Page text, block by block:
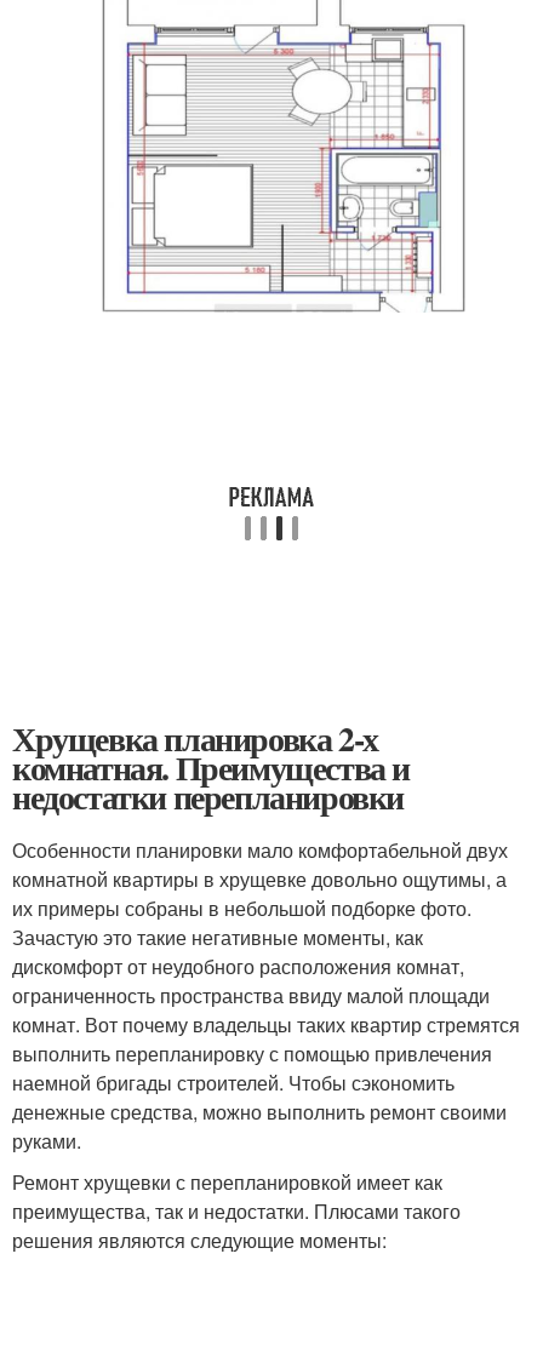
Хрущевка планировка 2-х
комнатная. Преимущества и
недостатки перепланировки
Особенности планировки мало комфортабельной двух
комнатной квартиры в хрущевке довольно ощутимы, а
их примеры собраны в небольшой подборке фото.
Зачастую это такие негативные моменты, как
дискомфорт от неудобного расположения комнат,
ограниченность пространства ввиду малой площади
комнат. Вот почему владельцы таких квартир стремятся
выполнить перепланировку с помощью привлечения
наемной бригады строителей. Чтобы сэкономить
денежные средства, можно выполнить ремонт своими
руками.
Ремонт хрущевки с перепланировкой имеет как
преимущества, так и недостатки. Плюсами такого
решения являются следующие моменты: